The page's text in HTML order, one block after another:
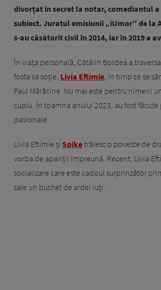
divorțat în secret la notar, comediantul
subiect. Juratul emisiunii „iUmor” de la
s-au căsătorit civil în 2014, iar în 2019 a
În viața personală, Cătălin Bordea a
fosta sa soție, Livia Eftimie, în timp ce se
Paul Mărăcine. Nu mai este pentru nimeni
cuplu. În toamna anului 2023, au fost
pasionale.
Livia Eftimie și Spiketrăiesc o poveste de
vorba de apariții împreună. Recent, Livia
socializare care este cadoul surprinzător
sale un buchet de ardei iuți.